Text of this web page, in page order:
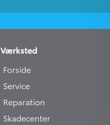
Værksted
Forside
Service
Reparation
Skadecenter